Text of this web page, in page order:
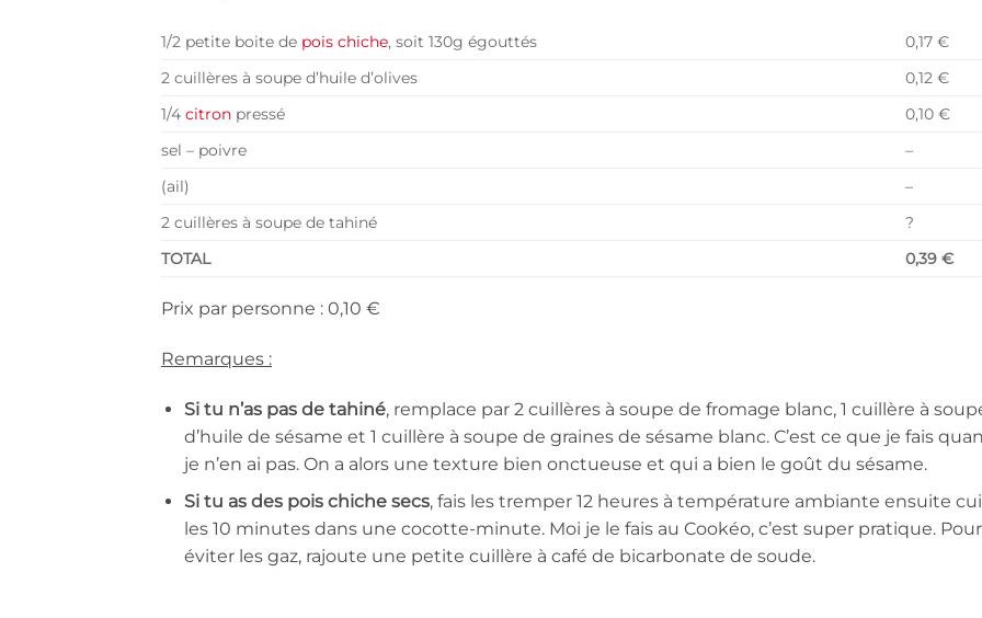
1/2 petite boite de pois chiche, soit 130g égouttés
0,17 €
2 cuillères à soupe d’huile d’olives
0,12 €
1/4 citron pressé
0,10 €
sel – poivre
–
(ail)
–
2 cuillères à soupe de tahiné
?
TOTAL
0,39 €
Prix par personne : 0,10 €
Remarques :
Si tu n’as pas de tahiné, remplace par 2 cuillères à soupe de fromage blanc, 1 cuillère à
d’huile de sésame et 1 cuillère à soupe de graines de sésame blanc. C’est ce que je fais
je n’en ai pas. On a alors une texture bien onctueuse et qui a bien le goût du sésame.
Si tu as des pois chiche secs, fais les tremper 12 heures à température ambiante ensuite
les 10 minutes dans une cocotte-minute. Moi je le fais au Cookéo, c’est super pratique. Pour
éviter les gaz, rajoute une petite cuillère à café de bicarbonate de soude.